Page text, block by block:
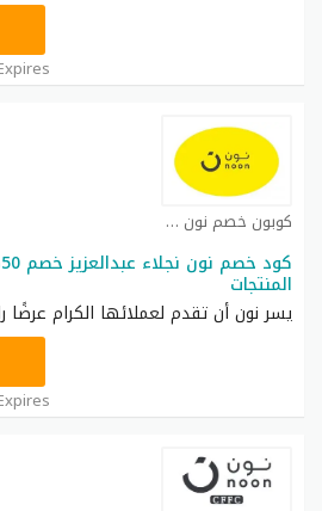
كوبون خصم نون كوبون
المنتجات
يسر نون أن تقدم لعملائها الكرام عرضًا